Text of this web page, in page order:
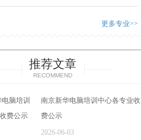
更多专业>>
推荐文章
RECOMMEND
南京新华电脑培训中心各专业收
费公示
2026-06-03